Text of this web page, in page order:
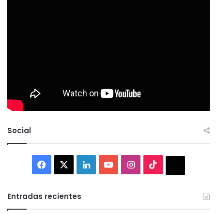
Social
Facebook LinkedInYouTubeInstagram
Entradas recientes